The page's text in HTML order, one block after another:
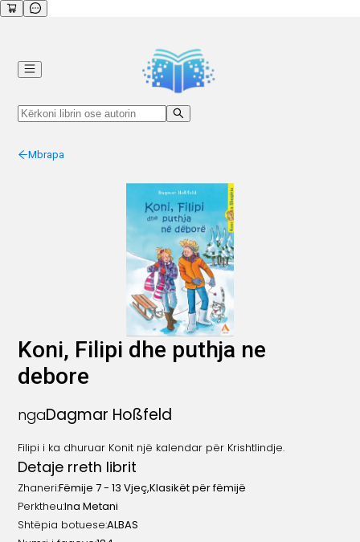
Mbrapa
Koni, Filipi dhe puthja ne
debore
ngaDagmar Hoßfeld
Filipi i ka dhuruar Konit një kalendar për Krishtlindje.
Detaje rreth librit
Zhaneri:Fëmije 7 - 13 Vjeç,Klasikët për fëmijë
Perktheu:Ina Metani
Shtëpia botuese:ALBAS